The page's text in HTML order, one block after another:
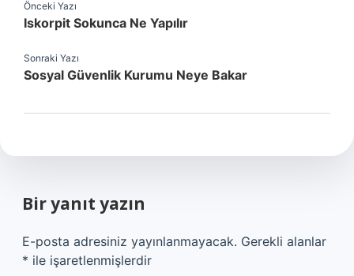
Önceki Yazı
Iskorpit Sokunca Ne Yapılır
Sonraki Yazı
Sosyal Güvenlik Kurumu Neye Bakar
Bir yanıt yazın
E-posta adresiniz yayınlanmayacak. Gerekli alanlar
* ile işaretlenmişlerdir